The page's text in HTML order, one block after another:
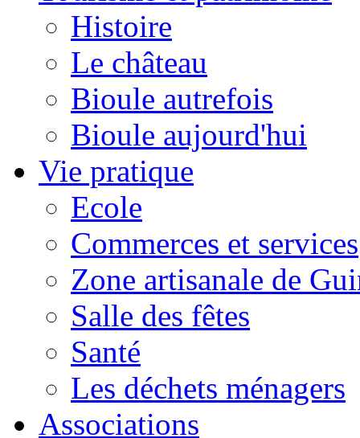
Histoire
Le château
Bioule autrefois
Bioule aujourd'hui
Vie pratique
Ecole
Commerces et services
Zone artisanale de
Salle des fêtes
Santé
Les déchets ménagers
Associations